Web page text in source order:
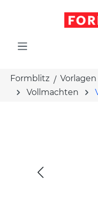
Formblitz Vorlagen
Vollmachten